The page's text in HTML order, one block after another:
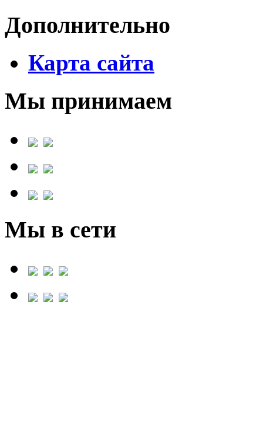
Дополнительно
Карта сайта
Мы принимаем
Мы в сети